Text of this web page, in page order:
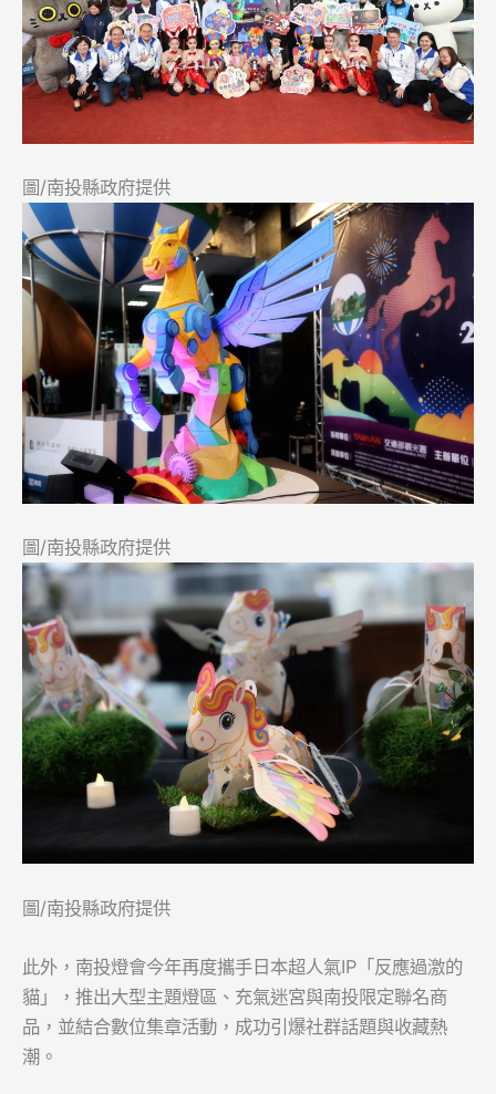
圖/南投縣政府提供
圖/南投縣政府提供
圖/南投縣政府提供
此外，南投燈會今年再度攜手日本超人氣IP「反應過激的
貓」，推出大型主題燈區、充氣迷宮與南投限定聯名商
品，並結合數位集章活動，成功引爆社群話題與收藏熱
潮。